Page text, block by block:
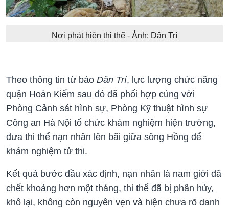
Nơi phát hiện thi thể - Ảnh: Dân Trí
Theo thông tin từ báo Dân Trí, lực lượng chức năng
quận Hoàn Kiếm sau đó đã phối hợp cùng với
Phòng Cảnh sát hình sự, Phòng Kỹ thuật hình sự
Công an Hà Nội tổ chức khám nghiệm hiện trường,
đưa thi thể nạn nhân lên bãi giữa sông Hồng để
khám nghiệm tử thi.
Kết quả bước đầu xác định, nạn nhân là nam giới đã
chết khoảng hơn một tháng, thi thể đã bị phân hủy,
khô lại, không còn nguyên vẹn và hiện chưa rõ danh